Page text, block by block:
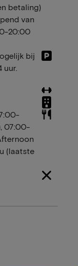
betaling)
van
20:00
bij
uur.
07:00-
(laatste